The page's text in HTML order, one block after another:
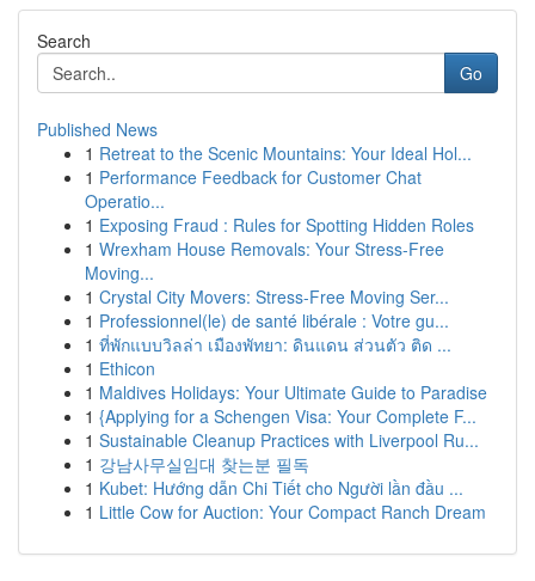
Search
Go
Published News
1 Retreat to the Scenic Mountains: Your Ideal Hol...
1 Performance Feedback for Customer Chat
Operatio...
1 Exposing Fraud : Rules for Spotting Hidden Roles
1 Wrexham House Removals: Your Stress-Free
Moving...
1 Crystal City Movers: Stress-Free Moving Ser...
1 Professionnel(le) de santé libérale : Votre gu...
1 ที่พักแบบวิลล่า เมืองพัทยา: ดินแดน ส่วนตัว ติด ...
1 Ethicon
1 Maldives Holidays: Your Ultimate Guide to Paradise
1 {Applying for a Schengen Visa: Your Complete F...
1 Sustainable Cleanup Practices with Liverpool Ru...
1 강남사무실임대 찾는분 필독
1 Kubet: Hướng dẫn Chi Tiết cho Người lần đầu ...
1 Little Cow for Auction: Your Compact Ranch Dream